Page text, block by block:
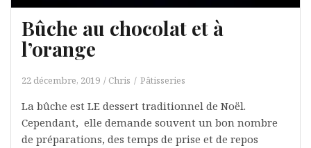
Bûche au chocolat et à
l’orange
22 décembre, 2019 Chris Pâtisseries
La bûche est LE dessert traditionnel de Noël.
Cependant, elle demande souvent un bon nombre
de préparations, des temps de prise et de repos